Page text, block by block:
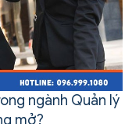
ngành Quản lý
mở?